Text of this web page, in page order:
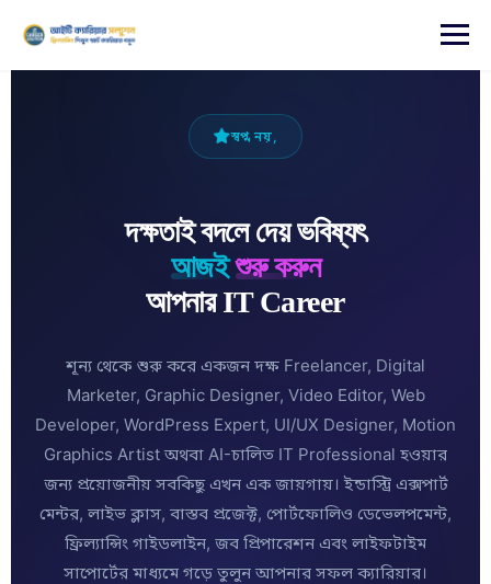
স্বপ্ন নয়,
দক্ষতাই বদলে দেয় ভবিষ্যৎ
আজই শুরু করুন
আপনার IT Career
শূন্য থেকে শুরু করে একজন দক্ষ Freelancer, Digital
Marketer, Graphic Designer, Video Editor, Web
Developer, WordPress Expert, UI/UX Designer, Motion
Graphics Artist অথবা AI-চালিত IT Professional হওয়ার
জন্য প্রয়োজনীয় সবকিছু এখন এক জায়গায়। ইন্ডাস্ট্রি এক্সপার্ট
মেন্টর, লাইভ ক্লাস, বাস্তব প্রজেক্ট, পোর্টফোলিও ডেভেলপমেন্ট,
ফ্রিল্যান্সিং গাইডলাইন, জব প্রিপারেশন এবং লাইফটাইম
সাপোর্টের মাধ্যমে গড়ে তুলুন আপনার সফল ক্যারিয়ার।